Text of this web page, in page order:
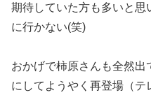
期待していた方も多いと思
に行かない(笑)
おかげで柿原さんも全然
にしてようやく再登場（テ